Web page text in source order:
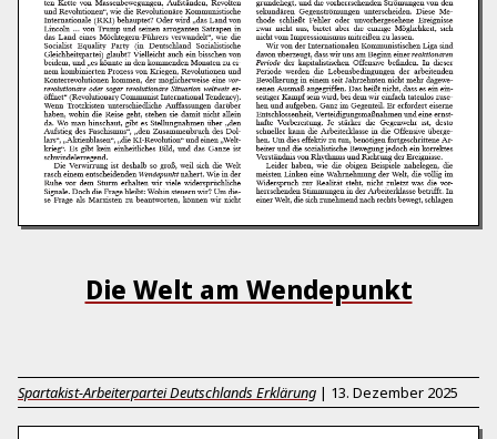
Die Welt am Wendepunkt
Spartakist-Arbeiterpartei Deutschlands Erklärung | 13. Dezember 2025